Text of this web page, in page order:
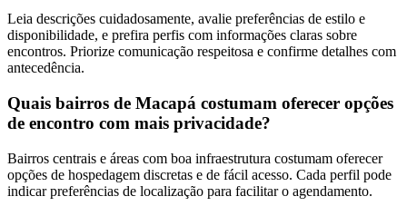
Leia descrições cuidadosamente, avalie preferências de estilo e
disponibilidade, e prefira perfis com informações claras sobre
encontros. Priorize comunicação respeitosa e confirme detalhes com
antecedência.
Quais bairros de Macapá costumam oferecer opções
de encontro com mais privacidade?
Bairros centrais e áreas com boa infraestrutura costumam oferecer
opções de hospedagem discretas e de fácil acesso. Cada perfil pode
indicar preferências de localização para facilitar o agendamento.